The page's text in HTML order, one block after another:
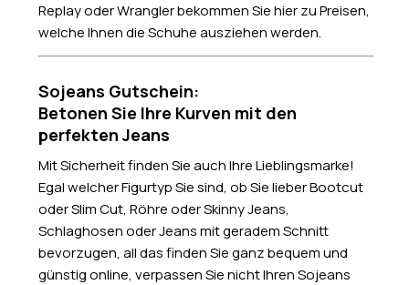
Replay oder Wrangler bekommen Sie hier zu Preisen,
welche Ihnen die Schuhe ausziehen werden.
Sojeans Gutschein:
Betonen Sie Ihre Kurven mit den
perfekten Jeans
Mit Sicherheit finden Sie auch Ihre Lieblingsmarke!
Egal welcher Figurtyp Sie sind, ob Sie lieber Bootcut
oder Slim Cut, Röhre oder Skinny Jeans,
Schlaghosen oder Jeans mit geradem Schnitt
bevorzugen, all das finden Sie ganz bequem und
günstig online, verpassen Sie nicht Ihren Sojeans